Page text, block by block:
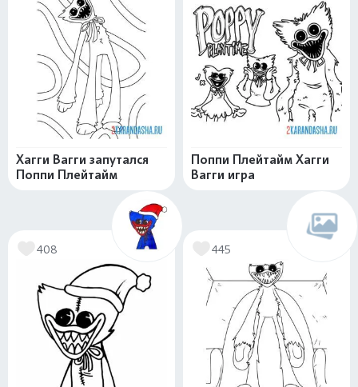
Хагги Вагги запутался
Поппи Плейтайм
Поппи Плейтайм Хагги
Вагги игра
408 445